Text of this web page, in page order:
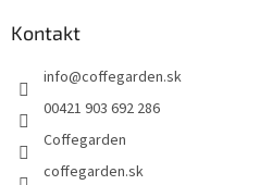
Kontakt
info@coffegarden.sk
00421 903 692 286
Coffegarden
coffegarden.sk